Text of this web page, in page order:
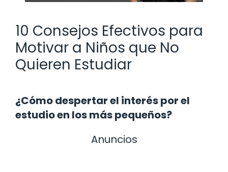
10 Consejos Efectivos para
Motivar a Niños que No
Quieren Estudiar
¿Cómo despertar el interés por el
estudio en los más pequeños?
Anuncios